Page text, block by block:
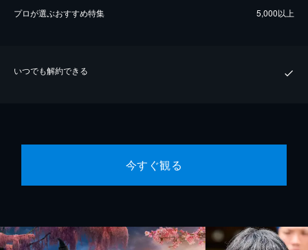
プロが選ぶおすすめ特集 5,000以上
いつでも解約できる
今すぐ観る